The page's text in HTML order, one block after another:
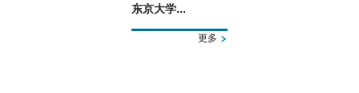
东京大学...
更多